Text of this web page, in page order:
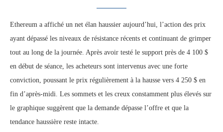
Ethereum a affiché un net élan haussier aujourd’hui, l’action des prix
ayant dépassé les niveaux de résistance récents et continuant de grimper
tout au long de la journée. Après avoir testé le support près de 4 100 $
en début de séance, les acheteurs sont intervenus avec une forte
conviction, poussant le prix régulièrement à la hausse vers 4 250 $ en
fin d’après-midi. Les sommets et les creux constamment plus élevés sur
le graphique suggèrent que la demande dépasse l’offre et que la
tendance haussière reste intacte.